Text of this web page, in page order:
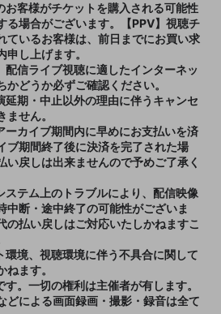
客様がチケットを購入される可能性
る場合がございます。【PPV】視聴チ
ているお客様は、前日までにお買い求
し上げます。
信ライブ視聴に適したインターネッ
かどうか必ずご確認ください。
期・中止以外の理由に伴うキャンセ
せん。
カイブ期間内に早めにお支払いを済
ブ期間終了後に決済を完了された場
い戻しは出来ませんので予めご了承く
テム上のトラブルにより、配信映像
中断・途中終了の可能性がございま
の払い戻しはご対応いたしかねますこ
境、視聴環境に伴う不具合に関して
ます。
。一切の権利は主催者が有します。
どによる画面録画・撮影・録音は全て